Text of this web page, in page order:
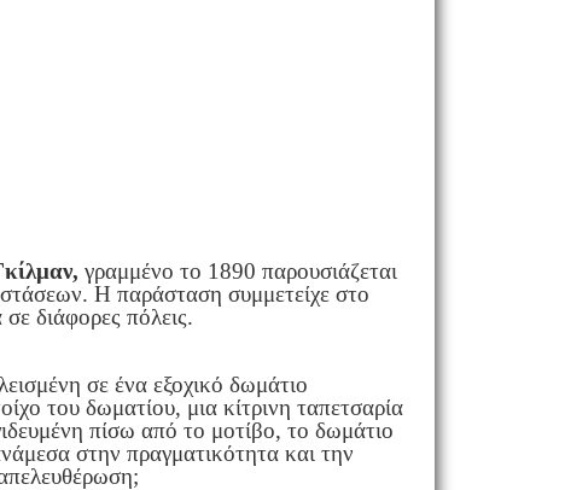
γραμμένο το 1890 παρουσιάζεται
Η παράσταση συμμετείχε στο
διάφορες πόλεις.
σε ένα εξοχικό δωμάτιο
του δωματίου, μια κίτρινη ταπετσαρία
πίσω από το μοτίβο, το δωμάτιο
στην πραγματικότητα και την